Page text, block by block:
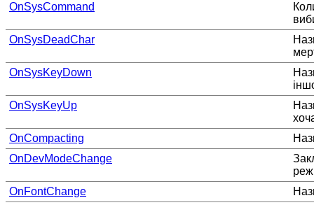
OnSysCommand
OnSysDeadChar
OnSysKeyDown
OnSysKeyUp
OnCompacting
OnDevModeChange
OnFontChange